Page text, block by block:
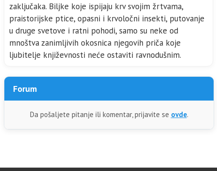
zaključaka. Biljke koje ispijaju krv svojim žrtvama,
praistorijske ptice, opasni i krvoločni insekti, putovanje
u druge svetove i ratni pohodi, samo su neke od
mnoštva zanimljivih okosnica njegovih priča koje
ljubitelje književnosti neće ostaviti ravnodušnim.
Forum
Da pošaljete pitanje ili komentar, prijavite se ovde.